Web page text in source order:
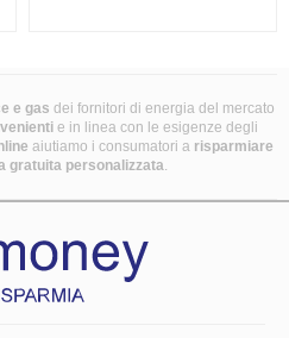
e gas dei fornitori di energia del mercato
e in linea con le esigenze degli
aiutiamo i consumatori a risparmiare
gratuita personalizzata.